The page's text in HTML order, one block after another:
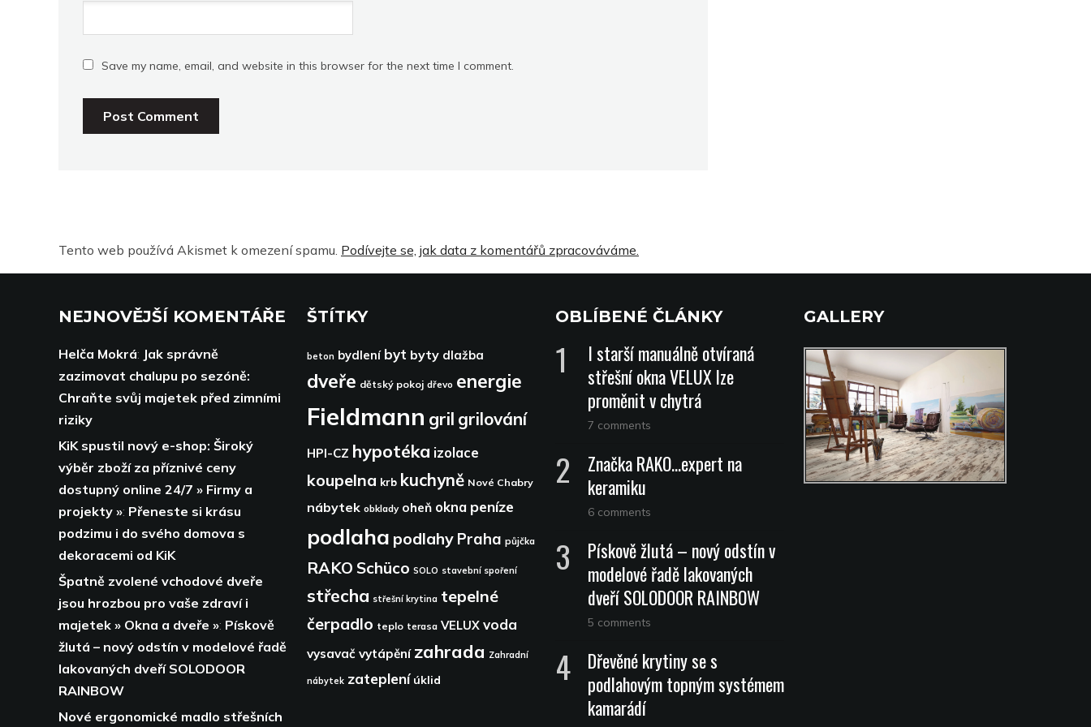
Save my name, email, and website in this browser for the next time I comment.
Tento web používá Akismet k omezení spamu. Podívejte se, jak data z komentářů zpracováváme.
NEJNOVĚJŠÍ KOMENTÁŘE
Helča Mokrá: Jak správně
zazimovat chalupu po sezóně:
Chraňte svůj majetek před zimními
riziky
KiK spustil nový e-shop: Široký
výběr zboží za příznivé ceny
dostupný online 24/7 » Firmy a
projekty »: Přeneste si krásu
podzimu i do svého domova s
dekoracemi od KiK
Špatně zvolené vchodové dveře
jsou hrozbou pro vaše zdraví i
majetek » Okna a dveře »: Pískově
žlutá – nový odstín v modelové řadě
lakovaných dveří SOLODOOR
RAINBOW
Nové ergonomické madlo střešních
ŠTÍTKY
beton bydlení byt byty dlažba
dveře dětský pokoj dřevo energie
Fieldmann gril grilování
HPI-CZ hypotéka izolace
koupelna krb kuchyně Nové Chabry
nábytek obklady oheň okna peníze
podlaha podlahy Praha půjčka
RAKO Schüco SOLO stavební spoření
střecha střešní krytina tepelné
čerpadlo teplo terasa VELUX voda
vysavač vytápění zahrada Zahradní
nábytek zateplení úklid
OBLÍBENÉ ČLÁNKY
I starší manuálně otvíraná
střešní okna VELUX lze
proměnit v chytrá
7 comments
Značka RAKO…expert na
keramiku
6 comments
Pískově žlutá – nový odstín v
modelové řadě lakovaných
dveří SOLODOOR RAINBOW
5 comments
Dřevěné krytiny se s
podlahovým topným systémem
kamarádí
GALLERY